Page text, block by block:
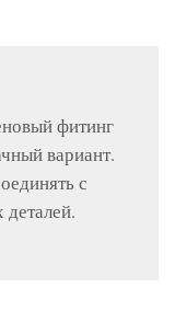
фитинг
вариант.
с